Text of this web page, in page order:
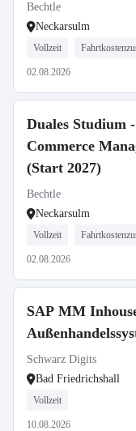
Bechtle
Neckarsulm
Vollzeit
02.08.2026
Duales Studium
Commerce
(Start 2027)
Bechtle
Neckarsulm
Vollzeit
02.08.2026
SAP MM
Schwarz Digits
Bad Friedrichshall
Vollzeit
10.08.2026